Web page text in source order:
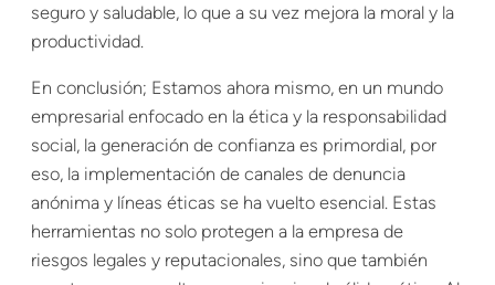
seguro y saludable, lo que a su vez mejora la moral y la
productividad.
En conclusión; Estamos ahora mismo, en un mundo
empresarial enfocado en la ética y la responsabilidad
social, la generación de confianza es primordial, por
eso, la implementación de canales de denuncia
anónima y líneas éticas se ha vuelto esencial. Estas
herramientas no solo protegen a la empresa de
riesgos legales y reputacionales, sino que también